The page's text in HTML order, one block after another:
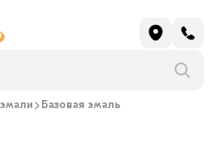
Базовая эмаль